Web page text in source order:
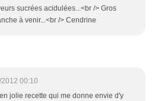
sucrées acidulées...<br /> Gros
à venir...<br /> Cendrine
00:10
jolie recette qui me donne envie d'y